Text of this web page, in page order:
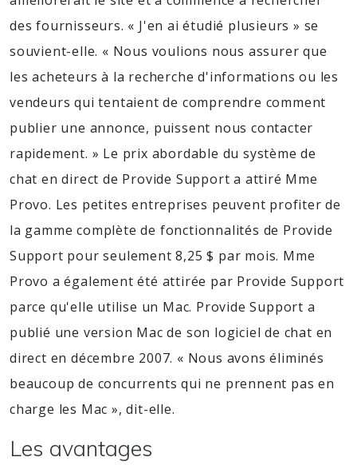
des fournisseurs. « J'en ai étudié plusieurs » se
souvient-elle. « Nous voulions nous assurer que
les acheteurs à la recherche d'informations ou les
vendeurs qui tentaient de comprendre comment
publier une annonce, puissent nous contacter
rapidement. » Le prix abordable du système de
chat en direct de Provide Support a attiré Mme
Provo. Les petites entreprises peuvent profiter de
la gamme complète de fonctionnalités de Provide
Support pour seulement 8,25 $ par mois. Mme
Provo a également été attirée par Provide Support
parce qu'elle utilise un Mac. Provide Support a
publié une version Mac de son logiciel de chat en
direct en décembre 2007. « Nous avons éliminés
beaucoup de concurrents qui ne prennent pas en
charge les Mac », dit-elle.
Les avantages